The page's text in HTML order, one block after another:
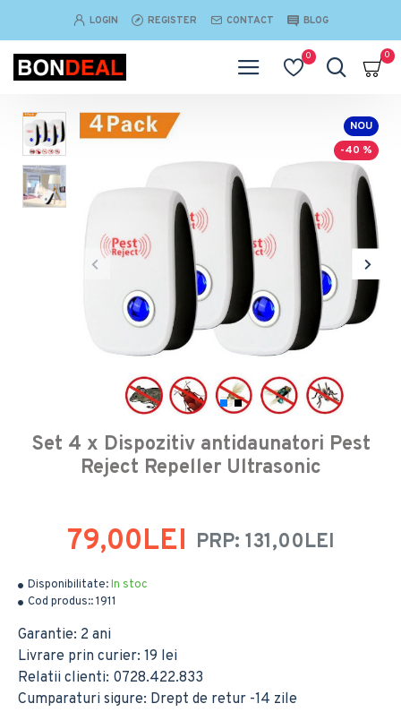
LOGIN REGISTER CONTACT BLOG
0 0
NOU
-40 %
Set 4 x Dispozitiv antidaunatori Pest
Reject Repeller Ultrasonic
Disponibilitate:In stoc
Cod produs::1911
PRP: 131,00LEI
79,00LEI
Garantie: 2 ani
Livrare prin curier: 19 lei
Relatii clienti: 0728.422.833
Cumparaturi sigure: Drept de retur -14 zile